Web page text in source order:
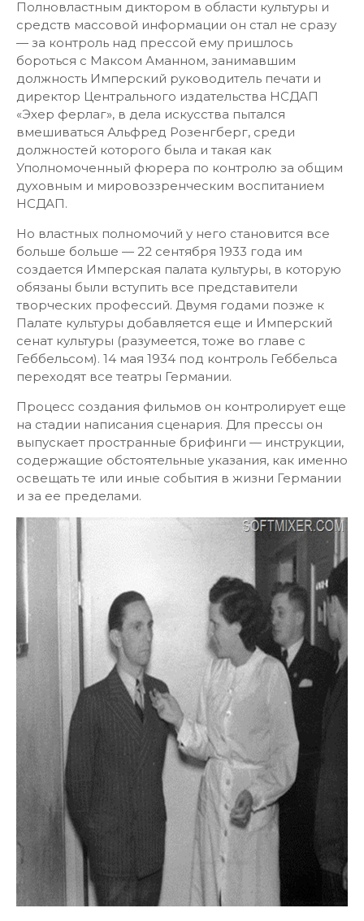
Полновластным диктором в области культуры и
средств массовой информации он стал не сразу
— за контроль над прессой ему пришлось
бороться с Максом Аманном, занимавшим
должность Имперский руководитель печати и
директор Центрального издательства НСДАП
«Эхер ферлаг», в дела искусства пытался
вмешиваться Альфред Розенгберг, среди
должностей которого была и такая как
Уполномоченный фюрера по контролю за общим
духовным и мировоззренческим воспитанием
НСДАП.
Но властных полномочий у него становится все
больше больше — 22 сентября 1933 года им
создается Имперская палата культуры, в которую
обязаны были вступить все представители
творческих профессий. Двумя годами позже к
Палате культуры добавляется еще и Имперский
сенат культуры (разумеется, тоже во главе с
Геббельсом). 14 мая 1934 под контроль Геббельса
переходят все театры Германии.
Процесс создания фильмов он контролирует еще
на стадии написания сценария. Для прессы он
выпускает пространные брифинги — инструкции,
содержащие обстоятельные указания, как именно
освещать те или иные события в жизни Германии
и за ее пределами.